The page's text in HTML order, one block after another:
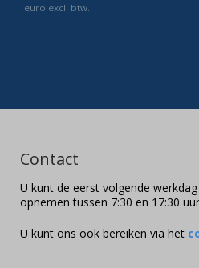
euro excl. btw.
Contact
U kunt de eerst volgende
opnemen tussen 7:30 en 17:30
U kunt ons ook bereiken via het